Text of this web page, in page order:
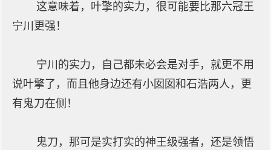
这意味着，叶擎的实力，很可能要比那六冠王
宁川更强！
宁川的实力，自己都未必会是对手，就更不用
说叶擎了，而且他身边还有小囡囡和石浩两人，更
有鬼刀在侧！
鬼刀，那可是实打实的神王级强者，还是领悟